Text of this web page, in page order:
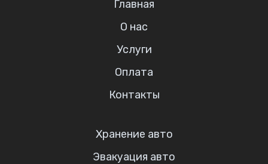
Главная
О нас
Услуги
Оплата
Контакты
Хранение авто
Эвакуация авто